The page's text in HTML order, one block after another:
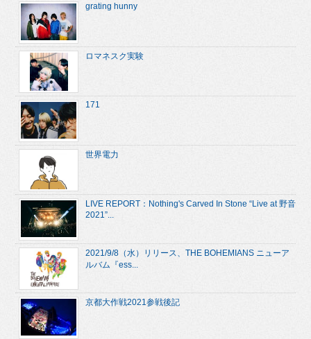
grating hunny
ロマネスク実験
171
世界電力
LIVE REPORT：Nothing's Carved In Stone “Live at 野音
2021”...
2021/9/8（水）リリース、THE BOHEMIANS ニューア
ルバム『ess...
京都大作戦2021参戦後記